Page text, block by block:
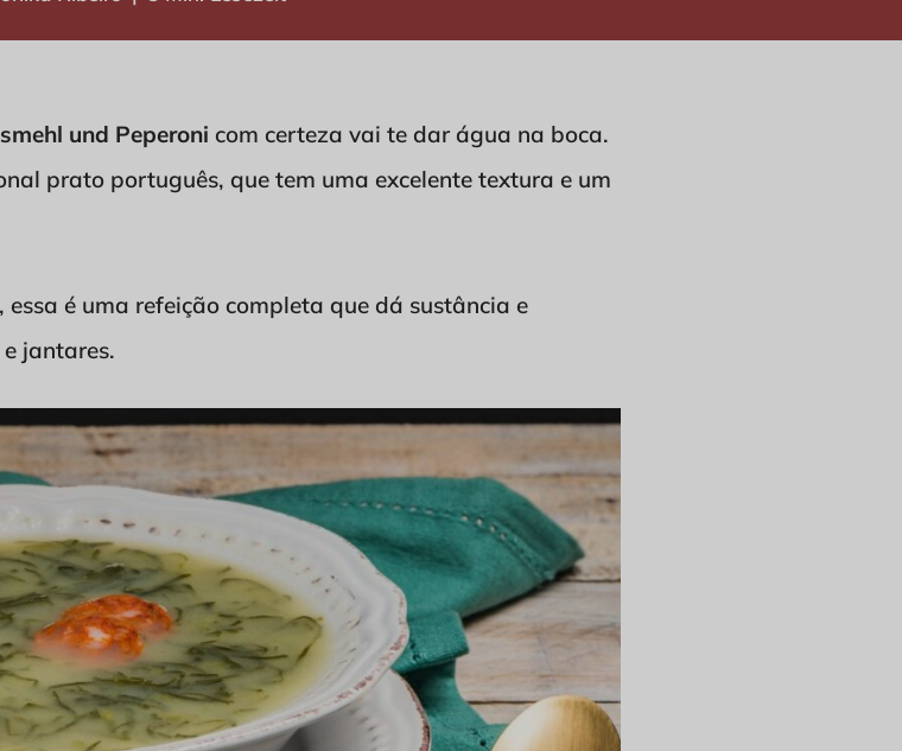
und Peperoni com certeza vai te dar água na boca.
prato português, que tem uma excelente textura e um
é uma refeição completa que dá sustância e
jantares.